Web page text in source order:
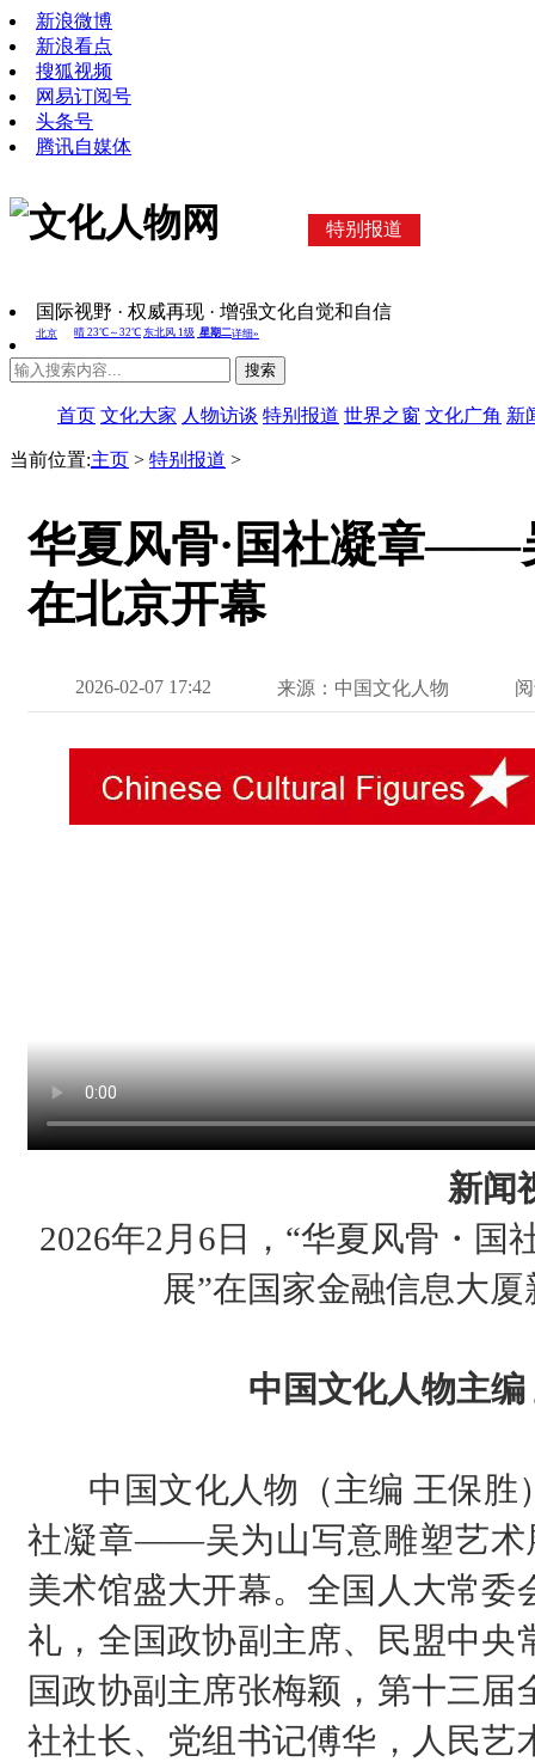
新浪微博
新浪看点
搜狐视频
网易订阅号
头条号
腾讯自媒体
特别报道
国际视野 · 权威再现 · 增强文化自觉和自信
搜索
首页 文化大家 人物访谈 特别报道 世界之窗 文化广角 新
当前位置:主页 > 特别报道 >
华夏风骨·国社凝章——
在北京开幕
2026-02-07 17:42 来源：中国文化人物
新闻
2026年2月6日，“华夏风骨・
展”在国家金融信息大
中国文化人物主
中国文化人物（主编 王保胜
社凝章——吴为山写意雕塑艺术
美术馆盛大开幕。全国人大常
礼，全国政协副主席、民盟中央
国政协副主席张梅颖，第十三
社社长、党组书记傅华，人民艺